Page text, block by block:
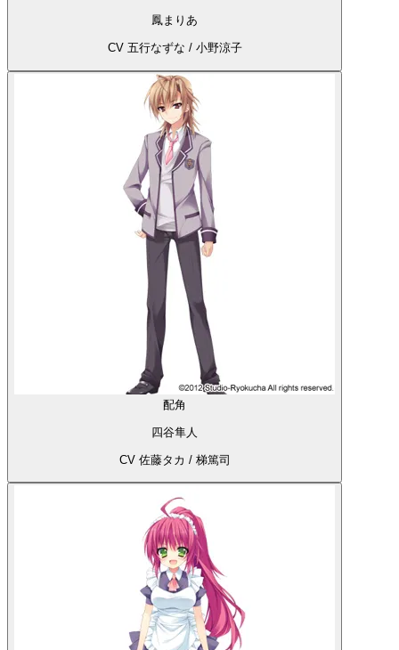
鳳まりあ
CV 五行なずな / 小野涼子
配角
四谷隼人
CV 佐藤タカ / 梯篤司